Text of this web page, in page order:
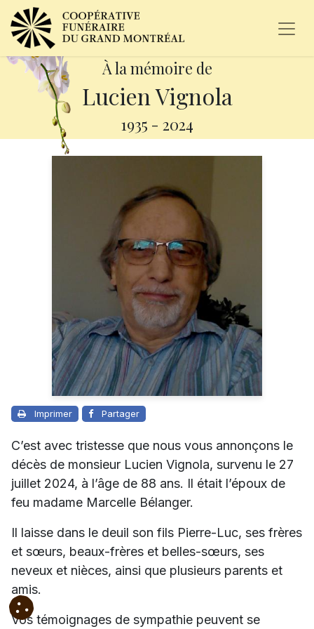
À la mémoire de
Lucien Vignola
1935 - 2024
Imprimer Partager
C’est avec tristesse que nous vous annonçons le
décès de monsieur Lucien Vignola, survenu le 27
juillet 2024, à l’âge de 88 ans. Il était l’époux de
feu madame Marcelle Bélanger.
Il laisse dans le deuil son fils Pierre-Luc, ses frères
et sœurs, beaux-frères et belles-sœurs, ses
neveux et nièces, ainsi que plusieurs parents et
amis.
Vos témoignages de sympathie peuvent se